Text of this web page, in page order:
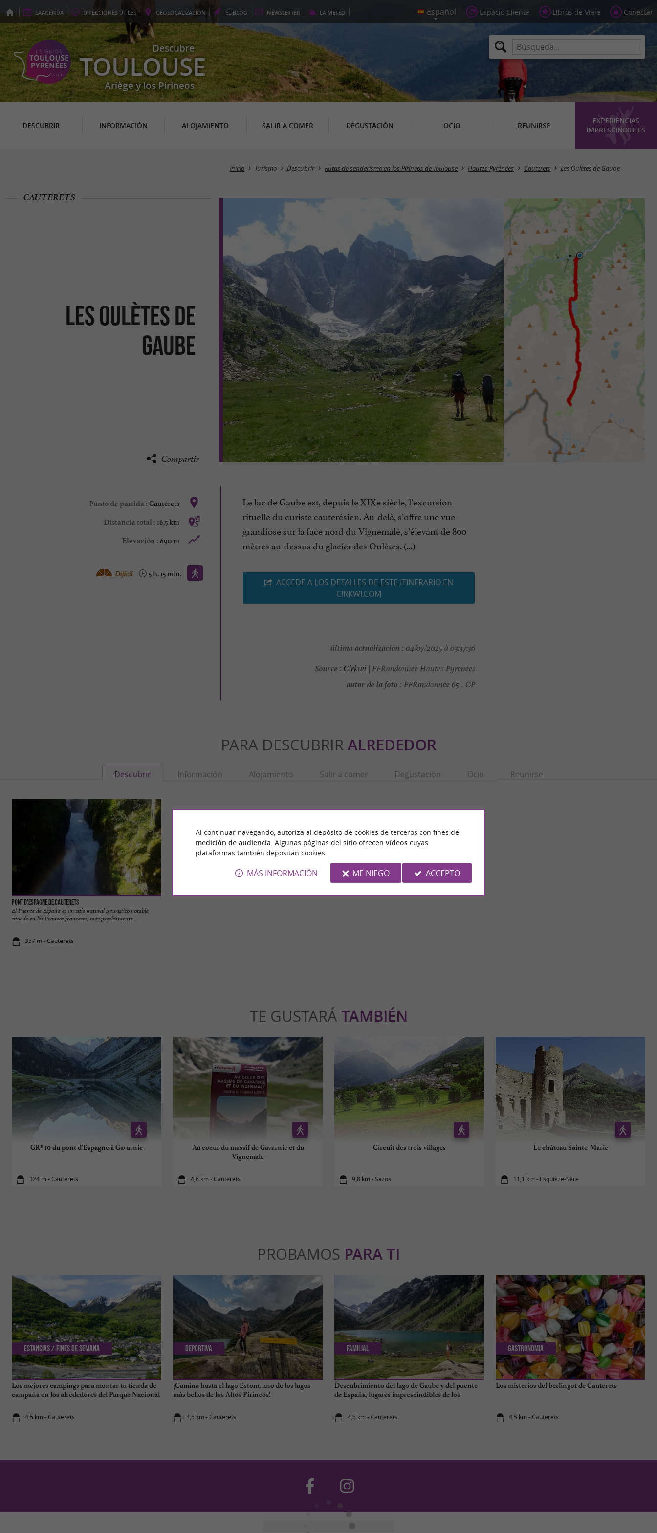
LAAGENDA DIRECCIONES ÚTILES GEOLOCALIZACIÓN EL BLOG NEWSLETTER LA METEO Espacio Cliente Libros de Viaje Conectar
Descubre
TOULOUSE
Ariège y los Pirineos
DESCUBRIR INFORMACIÓN ALOJAMIENTO SALIR A COMER DEGUSTACIÓN OCIO REUNIRSE
EXPERIENCIAS
IMPRESCINDIBLES
inicio Turismo Descubrir Rutas de senderismo en los Pirineos de Toulouse Hautes-Pyrénées Cauterets Les Oulètes de Gaube
Les Oulètes de
Gaube
CAUTERETS
Compartir
Punto de partida : Cauterets
Distancia total : 16,5 km
Elevación : 690 m
Caminata :
5 h. 15 min.
Difícil
Le lac de Gaube est, depuis le XIXe siècle, l’excursion
rituelle du curiste cauterésien. Au-delà, s’offre une vue
grandiose sur la face nord du Vignemale, s’élevant de 800
mètres au-dessus du glacier des Oulètes. (...)
ACCEDE A LOS DETALLES DE ESTE ITINERARIO EN
CIRKWI.COM
última actualización : 04/07/2025 à 03:37:36
Source : Cirkwi| FFRandonnée Hautes-Pyrénées
autor de la foto : FFRandonnée 65 - CP
PARA DESCUBRIR ALREDEDOR
Descubrir Información Alojamiento Salir a comer Degustación Ocio Reunirse
Pont d'Espagne de Cauterets
El Puente de España es un sitio natural y turístico notable
situado en los Pirineos franceses, más precisamente ...
357 m - Cauterets
TE GUSTARÁTAMBIÉN
GR® 10 du pont d'Espagne à Gavarnie
324 m - Cauterets
Au coeur du massif de Gavarnie et du
Vignemale
4,6 km - Cauterets
Circuit des trois villages
9,8 km - Sazos
Le château Sainte-Marie
11,1 km - Esquièze-Sère
PROBAMOS PARA TI
Los mejores campings para montar tu tienda de
campaña en los alrededores del Parque Nacional
4,5 km - Cauterets
Estancias / Fines de semana
¡Camina hasta el lago Estom, uno de los lagos
más bellos de los Altos Pirineos!
4,5 km - Cauterets
Deportiva
Descubrimiento del lago de Gaube y del puente
de España, lugares imprescindibles de los
4,5 km - Cauterets
Familial
Los misterios del berlingot de Cauterets
4,5 km - Cauterets
Gastronomia
Al continuar navegando, autoriza al depósito de cookies de terceros con fines de
medición de audiencia . Algunas páginas del sitio ofrecen vídeoscuyas
plataformas también depositan cookies.
MÁS INFORMACIÓN ME NIEGO ACCEPTO